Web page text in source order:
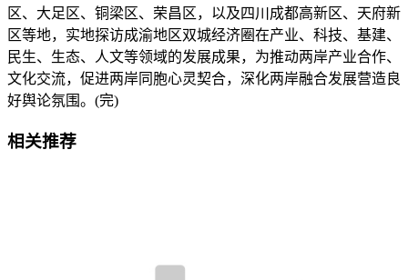
区、大足区、铜梁区、荣昌区，以及四川成都高新区、天府新
区等地，实地探访成渝地区双城经济圈在产业、科技、基建、
民生、生态、人文等领域的发展成果，为推动两岸产业合作、
文化交流，促进两岸同胞心灵契合，深化两岸融合发展营造良
好舆论氛围。(完)
相关推荐